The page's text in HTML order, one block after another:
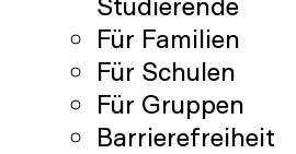
Für Familien
Für Schulen
Für Gruppen
Barrierefreiheit